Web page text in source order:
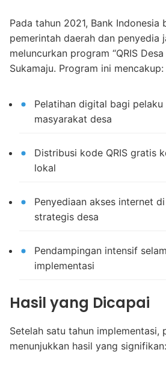
Pada tahun 2021, Bank Indonesia
pemerintah daerah dan penyedia
meluncurkan program “QRIS
Sukamaju. Program ini mencakup:
Pelatihan digital bagi pelaku
masyarakat desa
Distribusi kode QRIS gratis
lokal
Penyediaan akses internet
strategis desa
Pendampingan intensif
implementasi
Hasil yang Dicapai
Setelah satu tahun implementasi,
menunjukkan hasil yang signifikan: